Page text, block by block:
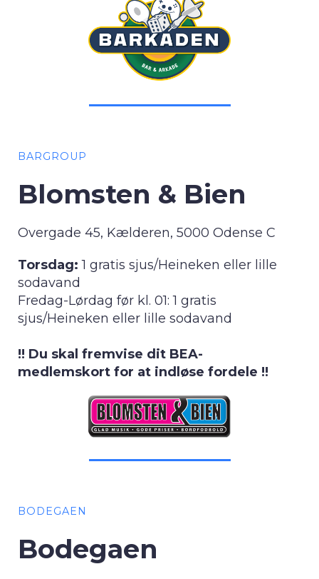
BARGROUP
Blomsten & Bien
Overgade 45, Kælderen, 5000 Odense C
Torsdag: 1 gratis sjus/Heineken eller lille
sodavand
Fredag-Lørdag før kl. 01: 1 gratis
sjus/Heineken eller lille sodavand
!! Du skal fremvise dit BEA-
medlemskort for at indløse fordele !!
BODEGAEN
Bodegaen